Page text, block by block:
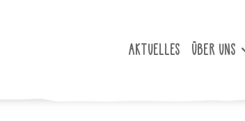
AKTUELLES ÜBER UNS